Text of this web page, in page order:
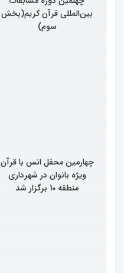
گزارش تصویری آخرین روز
رقابت بخش برادران
چهارمین محفل انس با قرآن
ویژه بانوان در شهرداری
منطقه 10 برگزار شد